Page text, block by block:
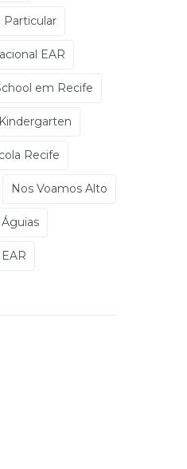
Particular
EAR
em Recife
Kindergarten
Recife
Nos Voamos Alto